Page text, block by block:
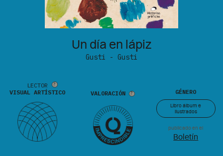
Un día en lápiz
Gusti - Gusti
LECTOR
VISUAL ARTÍSTICO
VALORACIÓN GÉNERO
Libro álbum e
ilustrados
publicado en el
Boletín